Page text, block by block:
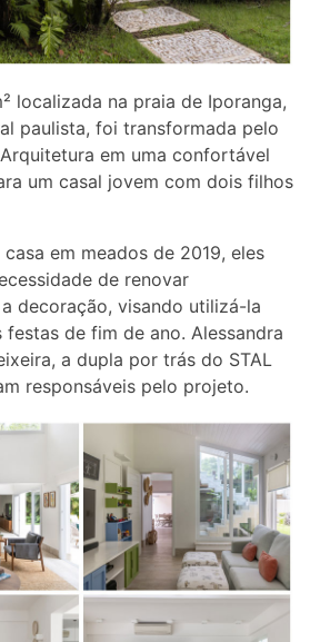
localizada na praia de Iporanga,
paulista, foi transformada pelo
em uma confortável
um casal jovem com dois filhos
em meados de 2019, eles
de renovar
decoração, visando utilizá-la
festas de fim de ano. Alessandra
a dupla por trás do STAL
responsáveis pelo projeto.